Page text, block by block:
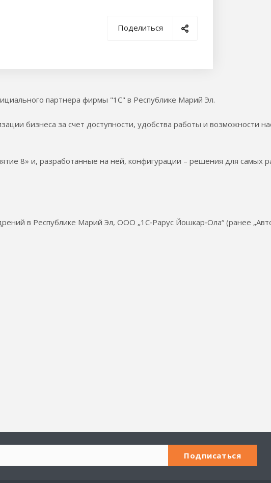
Поделиться
партнера фирмы "1С" в Республике Марий Эл.
бизнеса за счет доступности, удобства работы и возможности
8» и, разработанные на ней, конфигурации – решения для самых
в Республике Марий Эл, ООО „1С‑Рарус Йошкар‑Ола“ (ранее